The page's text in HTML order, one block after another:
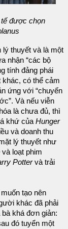
được chọn
lý thuyết và là một
nhận “các bộ
tính đảng phái
có thể cảm
ứng với “chuyến
Và nếu viễn
là chưa đủ, thì
khứ của Hunger
và doanh thu
lý thuyết như
và loạt phim
Pottervà trải
tạo nên
khác đã phải
khá đơn giản:
đó tuyển một